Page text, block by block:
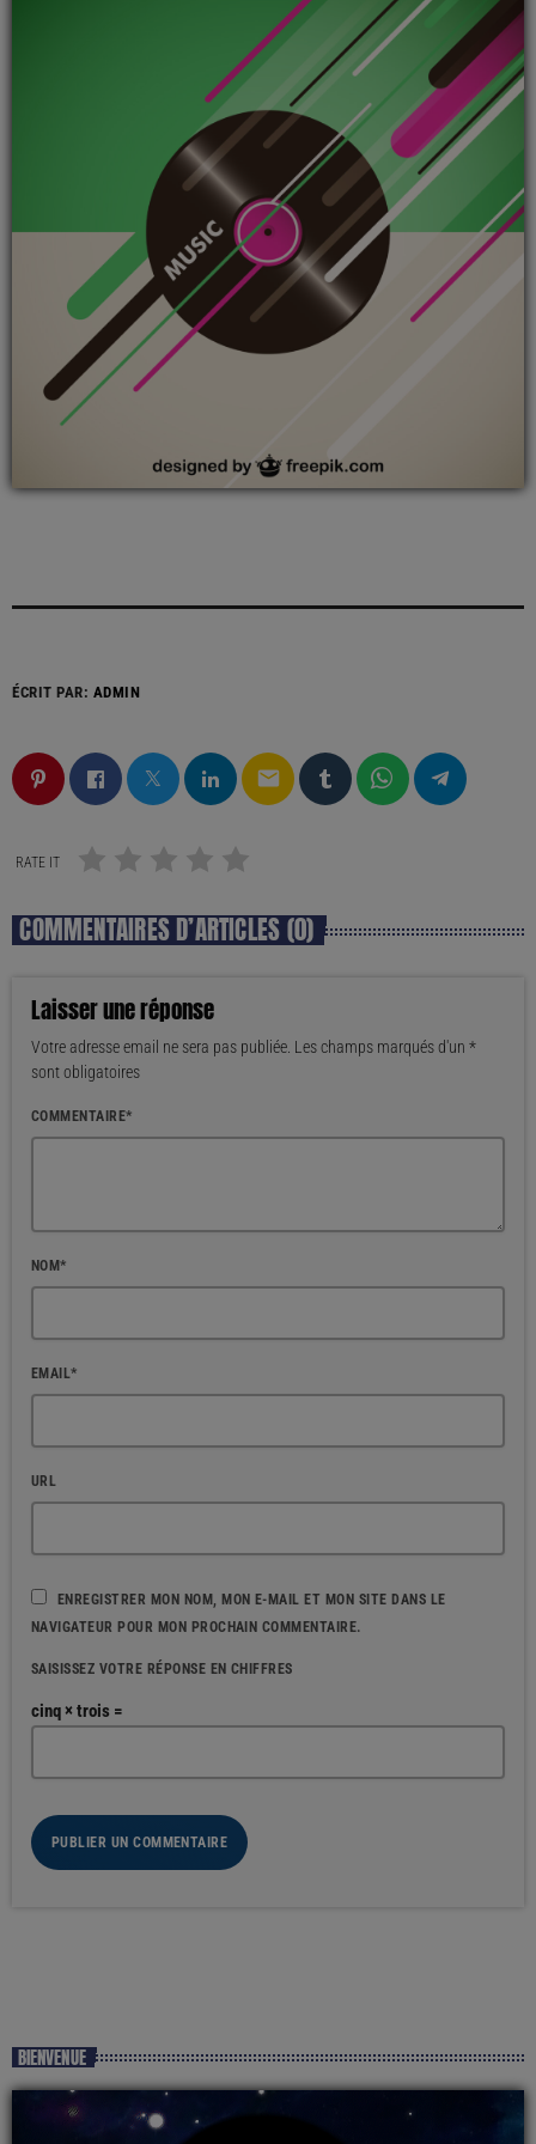
ÉCRIT PAR: ADMIN
email
RATE IT
COMMENTAIRES D’ARTICLES (0)
Laisser une réponse
Votre adresse email ne sera pas publiée. Les champs marqués d'un *
sont obligatoires
COMMENTAIRE*
NOM*
EMAIL*
URL
ENREGISTRER MON NOM, MON E-MAIL ET MON SITE DANS LE
NAVIGATEUR POUR MON PROCHAIN COMMENTAIRE.
SAISISSEZ VOTRE RÉPONSE EN CHIFFRES
cinq × trois =
BIENVENUE